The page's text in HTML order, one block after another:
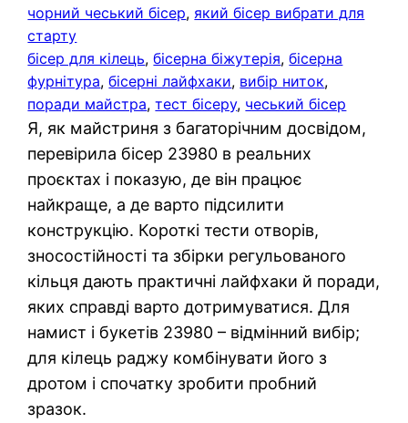
чорний чеський бісер, який бісер вибрати для
старту
бісер для кілець, бісерна біжутерія, бісерна
фурнітура, бісерні лайфхаки, вибір ниток
поради майстра, тест бісеру, чеський бісер
Я, як майстриня з багаторічним досвідом,
перевірила бісер 23980 в реальних
проєктах і показую, де він працює
найкраще, а де варто підсилити
конструкцію. Короткі тести отворів,
зносостійності та збірки регульованого
кільця дають практичні лайфхаки й поради,
яких справді варто дотримуватися. Для
намист і букетів 23980 – відмінний вибір;
для кілець раджу комбінувати його з
дротом і спочатку зробити пробний
зразок.